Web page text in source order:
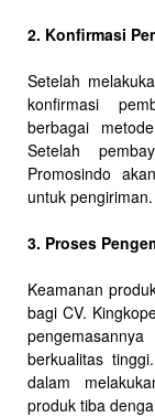
2. Konfirmasi
Setelah
konfirmasi
berbagai
Setelah
Promosindo
untuk pengiriman.
3. Proses
Keamanan
bagi CV.
berkualitas
dalam
produk tiba